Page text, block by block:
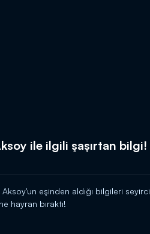
ile ilgili şaşırtan bilgi!
Aksoy'un eşinden aldığı bilgileri
hayran bıraktı!